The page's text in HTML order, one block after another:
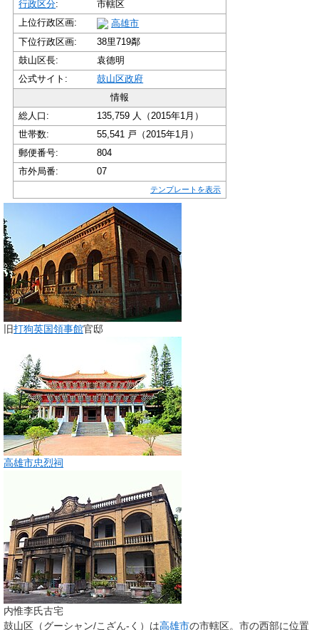
行政区分:
市轄区
上位行政区画:
高雄市
下位行政区画:
38里719鄰
鼓山区長:
袁德明
公式サイト:
鼓山区政府
情報
総人口:
135,759 人（2015年1月）
世帯数:
55,541 戸（2015年1月）
郵便番号:
804
市外局番:
07
テンプレートを表示
旧打狗英国領事館官邸
高雄市忠烈祠
内惟李氏古宅
鼓山区 （グーシャン/こざん-く）は高雄市の市轄区。市の西部に位置